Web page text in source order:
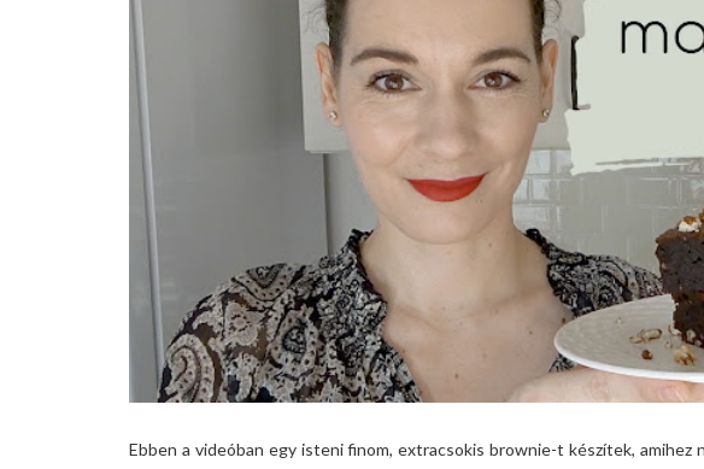
Ebben a videóban egy isteni finom, extracsokis brownie-t készítek,